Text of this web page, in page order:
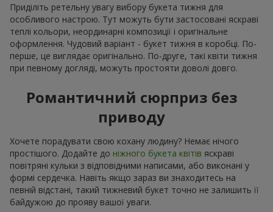
Приділіть ретельну увагу вибору букета тижня для
особливого настрою. Тут можуть бути застосовані яскраві
теплі кольори, неординарні композиції і оригінальне
оформлення. Чудовий варіант - букет тижня в коробці. По-
перше, це виглядає оригінально. По-друге, такі квіти тижня
при певному догляді, можуть простояти доволі довго.
Романтичний сюрприз без
приводу
Хочете порадувати свою кохану людину? Немає нічого
простішого. Додайте до ніжного букета квітів яскраві
повітряні кульки з відповідними написами, або виконані у
формі сердечка. Навіть якщо зараз ви знаходитесь на
певній відстані, такий тижневий букет точно не залишить її
байдужою до прояву вашої уваги.